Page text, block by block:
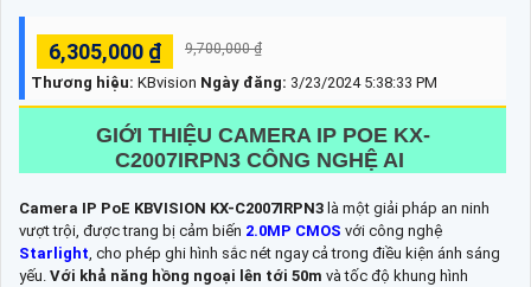
6,305,000 ₫ 9,700,000 ₫
Thương hiệu: KBvision Ngày đăng: 3/23/2024 5:38:33 PM
GIỚI THIỆU CAMERA IP POEKX-
C2007IRPN3 CÔNG NGHỆ AI
Camera IP PoE KBVISION KX-C2007IRPN3 là một giải pháp an ninh
vượt trội, được trang bị cảm biến 2.0MP CMOS với công nghệ
Starlight , cho phép ghi hình sắc nét ngay cả trong điều kiện ánh sáng
yếu. Với khả năng hồng ngoại lên tới 50m và tốc độ khung hình